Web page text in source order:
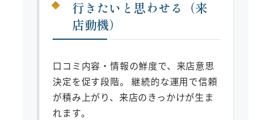
行きたいと思わせる（来
店動機）
口コミ内容・情報の鮮度で、来店意思
決定を促す段階。 継続的な運用で信頼
が積み上がり、来店のきっかけが生ま
れます。